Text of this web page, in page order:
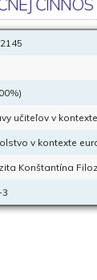
učiteľov v
v kontexte
Konštantína